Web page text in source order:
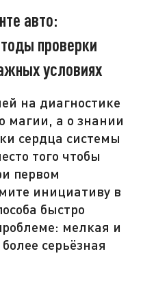
авто:
проверки
условиях
на диагностике
магии, а о знании
сердца системы
того чтобы
первом
инициативу в
быстро
мелкая и
серьёзная